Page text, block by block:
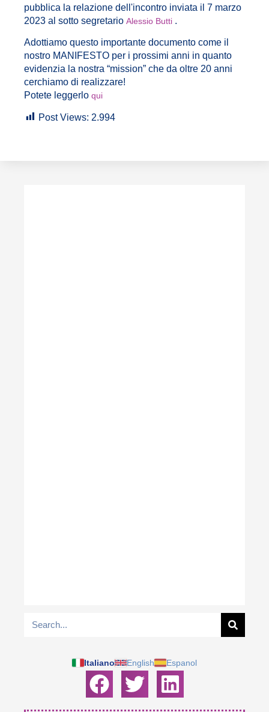
pubblica la relazione dell'incontro inviata il 7 marzo
2023 al sotto segretario Alessio Butti .
Adottiamo questo importante documento come il
nostro MANIFESTO per i prossimi anni in quanto
evidenzia la nostra “mission” che da oltre 20 anni
cerchiamo di realizzare!
Potete leggerlo qui
Post Views: 2.994
Italiano English Espanol